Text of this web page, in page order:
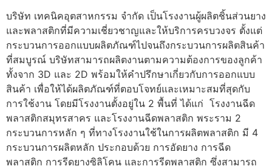
บริษัท เทคนิคอุตสาหกรรม จำกัด เป็นโรงงานผู้ผลิตชิ้นส่วนยาง
และพลาสติกที่มีความเชี่ยวชาญและให้บริการครบวงจร ตั้งแต่
กระบวนการออกแบบผลิตภัณฑ์ไปจนถึงกระบวนการผลิตสินค้า
ที่สมบูรณ์ บริษัทสามารถผลิตงานตามความต้องการของลูกค้า
ทั้งจาก 3D และ 2D พร้อมให้คำปรึกษาเกี่ยวกับการออกแบบ
สินค้า เพื่อให้ได้ผลิตภัณฑ์ที่ตอบโจทย์และเหมาะสมที่สุดกับ
การใช้งาน โดยมีโรงงานตั้งอยู่ใน 2 พื้นที่ ได้แก่ โรงงานฉีด
พลาสติกสมุทรสาคร และโรงงานฉีดพลาสติก พระราม 2
กระบวนการหลัก ๆ ที่ทางโรงงานใช้ในการผลิตพลาสติก มี 4
กระบวนการผลิตหลัก ประกอบด้วย การอัดยาง การฉีด
พลาสติก การรีดยางซิลิโคน และการรีดพลาสติก ซึ่งสามารถ